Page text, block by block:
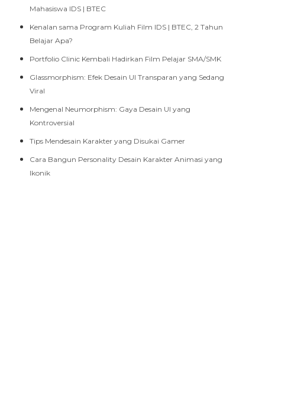
Mahasiswa IDS | BTEC
Kenalan sama Program Kuliah Film IDS | BTEC, 2 Tahun
Belajar Apa?
Portfolio Clinic Kembali Hadirkan Film Pelajar SMA/SMK
Glassmorphism: Efek Desain UI Transparan yang Sedang
Viral
Mengenal Neumorphism: Gaya Desain UI yang
Kontroversial
Tips Mendesain Karakter yang Disukai Gamer
Cara Bangun Personality Desain Karakter Animasi yang
Ikonik